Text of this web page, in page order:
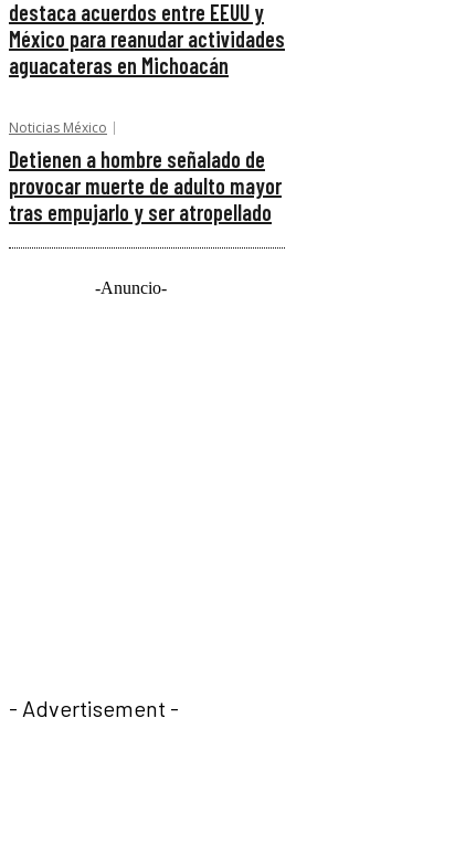
destaca acuerdos entre EEUU y
México para reanudar actividades
aguacateras en Michoacán
Noticias México
Detienen a hombre señalado de
provocar muerte de adulto mayor
tras empujarlo y ser atropellado
-Anuncio-
- Advertisement -